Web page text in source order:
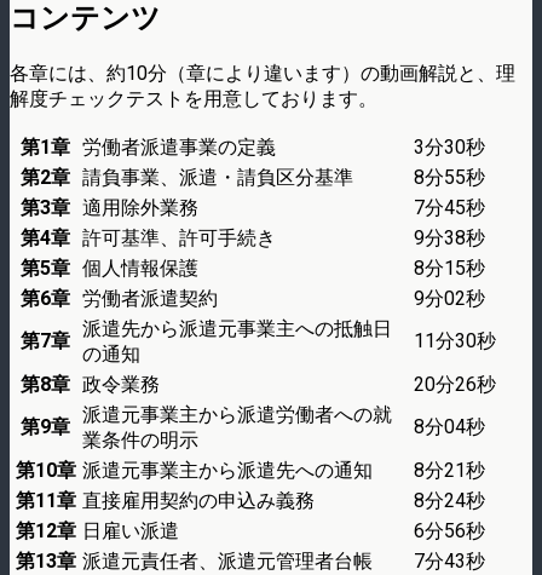
コンテンツ
各章には、約10分（章により違います）の動画解説と、理
解度チェックテストを用意しております。
第1章 労働者派遣事業の定義
3分30秒
第2章 請負事業、派遣・請負区分基準
8分55秒
第3章 適用除外業務
7分45秒
第4章 許可基準、許可手続き
9分38秒
第5章 個人情報保護
8分15秒
第6章 労働者派遣契約
9分02秒
第7章
派遣先から派遣元事業主への抵触日
の通知
11分30秒
第8章 政令業務
20分26秒
第9章
派遣元事業主から派遣労働者への就
業条件の明示
8分04秒
第10章 派遣元事業主から派遣先への通知
8分21秒
第11章 直接雇用契約の申込み義務
8分24秒
第12章 日雇い派遣
6分56秒
第13章 派遣元責任者、派遣元管理者台帳
7分43秒